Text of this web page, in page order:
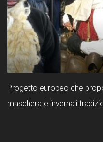
Progetto europeo che
mascherate invernali